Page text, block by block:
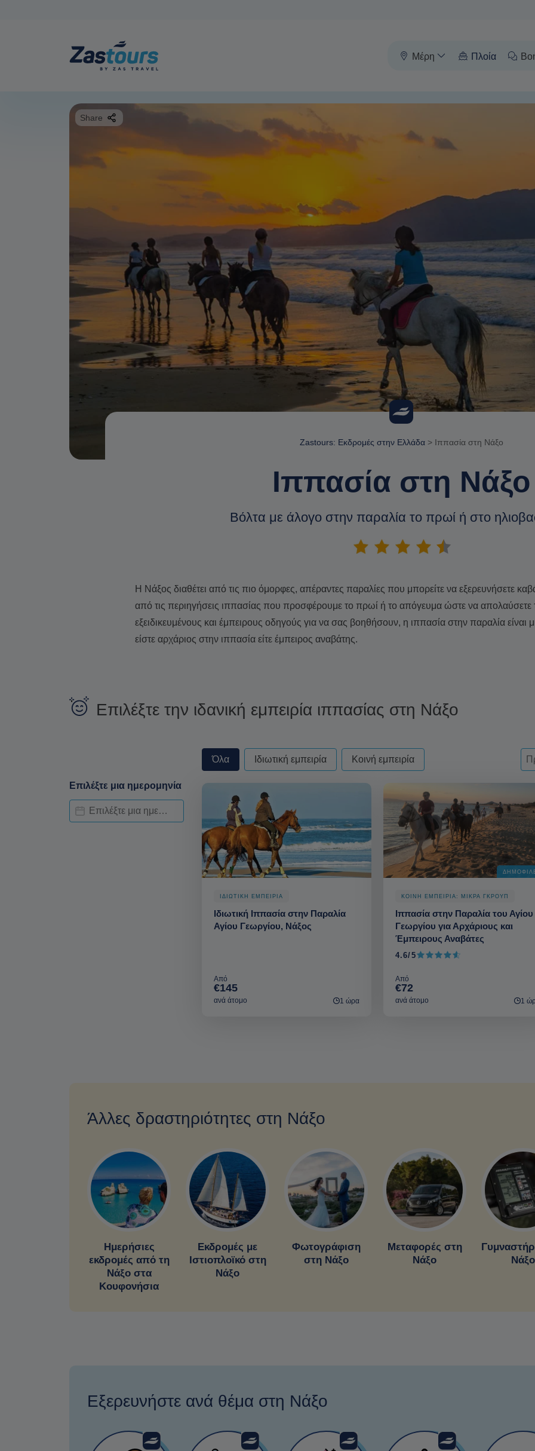
Μέρη Πλοία
Share
Zastours: Εκδρομές στην Ελλάδα> Ιππασία στη Νάξο
Ιππασία στη Νάξο
Βόλτα με άλογο στην παραλία το πρωί ή στο
Η Νάξος διαθέτει από τις πιο όμορφες, απέραντες παραλίες που μπορείτε να εξερευνήσετε
από τις περιηγήσεις ιππασίας που προσφέρουμε το πρωί ή το απόγευμα ώστε να απολαύσετε
εξειδικευμένους και έμπειρους οδηγούς για να σας βοηθήσουν, η ιππασία στην παραλία είναι
είστε αρχάριος στην ιππασία είτε έμπειρος αναβάτης.
Επιλέξτε την ιδανική εμπειρία ιππασίας στη Νάξο
Επιλέξτε μια ημερομηνία
Date Availability-deskop
Ημερομηνία
privateorshared - always excude from apply
Όλα Ιδιωτική εμπειρία Κοινή εμπειρία
ΙΔΙΩΤΙΚΗ ΕΜΠΕΙΡΙΑ
Ιδιωτική Ιππασία στην Παραλία
Αγίου Γεωργίου, Νάξος
Από
€145
ανά άτομο 1 ώρα
ΚΟΙΝΗ ΕΜΠΕΙΡΙΑ: ΜΙΚΡΑ ΓΚΡΟΥΠ
Ιππασία στην Παραλία του Αγίου
Γεωργίου για Αρχάριους και
Έμπειρους Αναβάτες
4.6/54.6 από 5
Από
€72
ανά άτομο 1
Άλλες δραστηριότητες στη Νάξο
Ημερήσιες
εκδρομές από τη
Νάξο στα
Κουφονήσια
Εκδρομές με
Ιστιοπλοϊκό στη
Νάξο
Φωτογράφιση
στη Νάξο
Μεταφορές στη
Νάξο
Νάξο
Εξερευνήστε ανά θέμα στη Νάξο